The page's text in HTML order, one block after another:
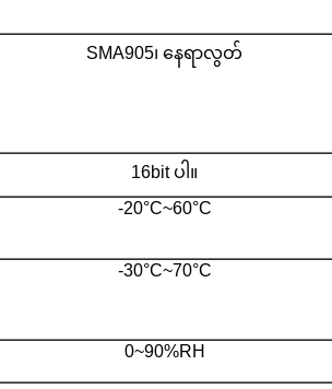
SMA905၊ နေရာလွတ်
16bit ပါ။
-20°C~60°C
-30°C~70°C
0~90%RH